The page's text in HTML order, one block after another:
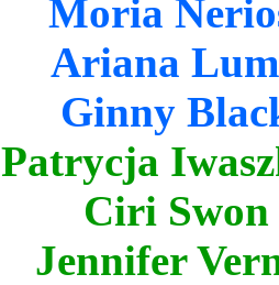
Moria
Ariana
Ginny
Patrycja
Ciri Swon
Jennifer